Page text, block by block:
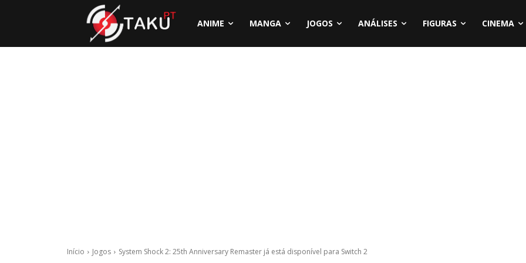
ANIME MANGA JOGOS ANÁLISES FIGURAS CINEMA
Início Jogos System Shock 2: 25th Anniversary Remaster já está disponível para Switch 2